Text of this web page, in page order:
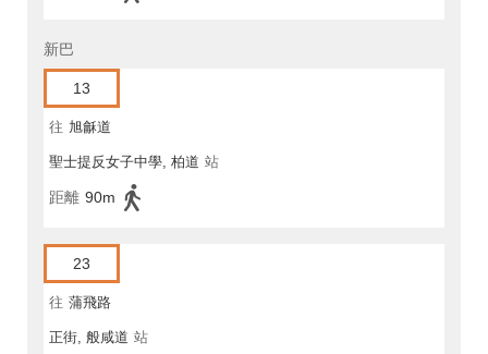
新巴
13
往 旭龢道
聖士提反女子中學, 柏道 站
距離 90m
23
往 蒲飛路
正街, 般咸道 站